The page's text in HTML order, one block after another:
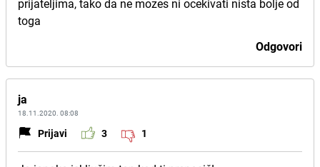
prijateljima, tako da ne mozes ni ocekivati nista bolje od
toga
Odgovori
ja
18.11.2020. 08:08
Prijavi 3 1